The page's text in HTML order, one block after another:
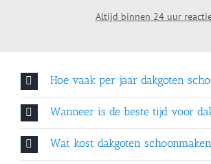
Altijd binnen 24 uur
Hoe vaak per jaar dakgoten
Wanneer is de beste tijd voor
Wat kost dakgoten